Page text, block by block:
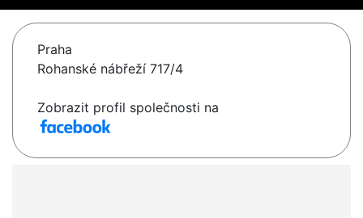
Praha
Rohanské nábřeží 717/4
Zobrazit profil společnosti na